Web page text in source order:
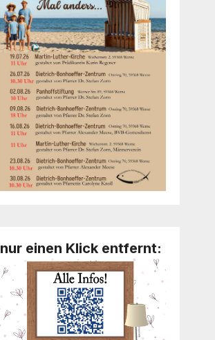
nur einen Klick entfernt: